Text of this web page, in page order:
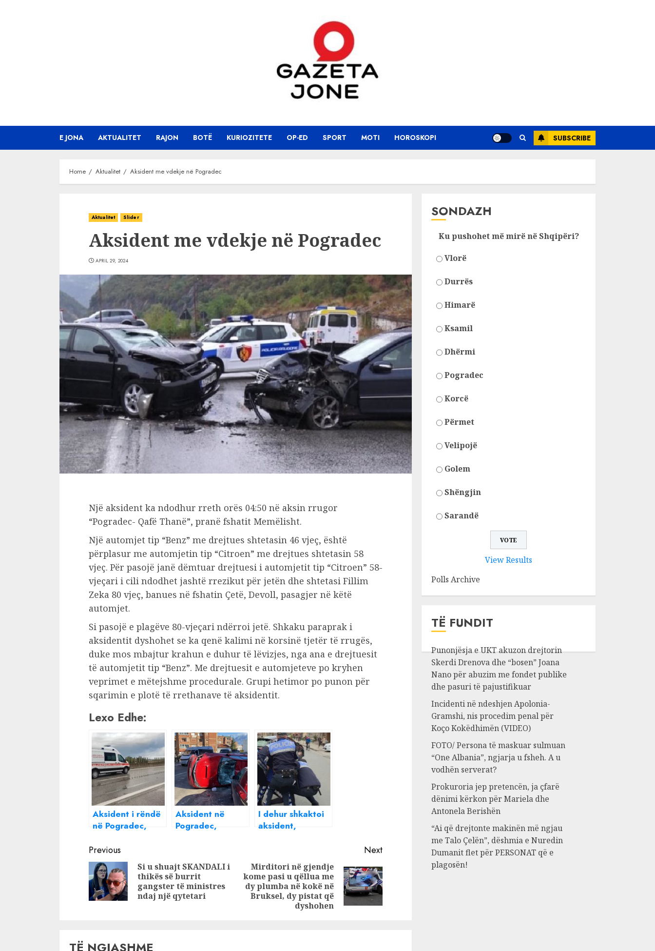
E JONA AKTUALITET RAJON BOTË KURIOZITETE OP-ED SPORT MOTI HOROSKOPI SUBSCRIBE
Home Aktualitet Aksident me vdekje në Pogradec
Aktualitet Slider
Aksident me vdekje në Pogradec
APRIL 29, 2024
Një aksident ka ndodhur rreth orës 04:50 në aksin rrugor
“Pogradec- Qafë Thanë”, pranë fshatit Memëlisht.
Një automjet tip “Benz” me drejtues shtetasin 46 vjeç, është
përplasur me automjetin tip “Citroen” me drejtues shtetasin 58
vjeç. Për pasojë janë dëmtuar drejtuesi i automjetit tip “Citroen” 58-
vjeçari i cili ndodhet jashtë rrezikut për jetën dhe shtetasi Fillim
Zeka 80 vjeç, banues në fshatin Çetë, Devoll, pasagjer në këtë
automjet.
Si pasojë e plagëve 80-vjeçari ndërroi jetë. Shkaku paraprak i
aksidentit dyshohet se ka qenë kalimi në korsinë tjetër të rrugës,
duke mos mbajtur krahun e duhur të lëvizjes, nga ana e drejtuesit
të automjetit tip “Benz”. Me drejtuesit e automjeteve po kryhen
veprimet e mëtejshme procedurale. Grupi hetimor po punon për
sqarimin e plotë të rrethanave të aksidentit.
Lexo Edhe:
Aksident i rëndë
në Pogradec,
viktimë
Aksident në
Pogradec,
gomat përpjetë
I dehur shkaktoi
aksident,
policisë në
Pogradec
Continue
Reading
Previous
Previous
post:
Si u shuajt SKANDALI i
thikës së burrit
gangster të ministres
ndaj një qytetari
Next
Next
post:
Mirditori në gjendje
kome pasi u qëllua me
dy plumba në kokë në
Bruksel, dy pistat që
dyshohen
TË NGJASHME
SONDAZH
Ku pushohet më mirë në Shqipëri?
Vlorë
Durrës
Himarë
Ksamil
Dhërmi
Pogradec
Korcë
Përmet
Velipojë
Golem
Shëngjin
Sarandë
View Results
Polls Archive
TË FUNDIT
Punonjësja e UKT akuzon drejtorin
Skerdi Drenova dhe “bosen” Joana
Nano për abuzim me fondet publike
dhe pasuri të pajustifikuar
Incidenti në ndeshjen Apolonia-
Gramshi, nis procedim penal për
Koço Kokëdhimën (VIDEO)
FOTO/ Persona të maskuar sulmuan
“One Albania”, ngjarja u fsheh. A u
vodhën serverat?
Prokuroria jep pretencën, ja çfarë
dënimi kërkon për Mariela dhe
Antonela Berishën
“Ai që drejtonte makinën më ngjau
me Talo Çelën”, dëshmia e Nuredin
Dumanit flet për PERSONAT që e
plagosën!